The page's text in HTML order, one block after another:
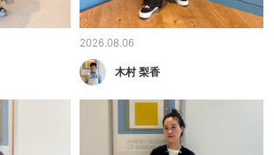
2026.08.06
木村 梨香